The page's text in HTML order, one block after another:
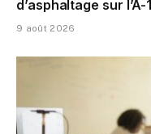
d’asphaltage sur l’A-
9 août 2026